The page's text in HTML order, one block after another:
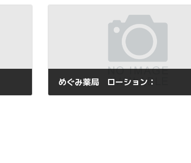
めぐみ薬局 ローション：